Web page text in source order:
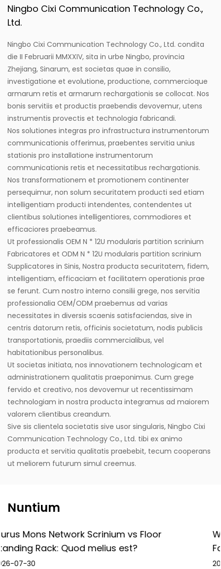
Ningbo Cixi Communication Technology Co.,
Ltd.
Ningbo Cixi Communication Technology Co., Ltd. condita
die II Februarii MMXXIV, sita in urbe Ningbo, provincia
Zhejiang, Sinarum, est societas quae in consilio,
investigatione et evolutione, productione, commercioque
armarum retis et armarum rechargationis se collocat. Nos
bonis servitiis et productis praebendis devovemur, utens
instrumentis provectis et technologia fabricandi.
Nos solutiones integras pro infrastructura instrumentorum
communicationis offerimus, praebentes servitia unius
stationis pro installatione instrumentorum
communicationis retis et necessitatibus rechargationis.
Nos transformationem et promotionem continenter
persequimur, non solum securitatem producti sed etiam
intelligentiam producti intendentes, contendentes ut
clientibus solutiones intelligentiores, commodiores et
efficaciores praebeamus.
Ut professionalis OEM N * 12U modularis partition scrinium
Fabricatores et ODM N * 12U modularis partition scrinium
Supplicatores in Sinis, Nostra producta securitatem, fidem,
intelligentiam, efficaciam et facilitatem operationis prae
se ferunt. Cum nostro interno consilii grege, nos servitia
professionalia OEM/ODM praebemus ad varias
necessitates in diversis scaenis satisfaciendas, sive in
centris datorum retis, officinis societatum, nodis publicis
transportationis, praediis commercialibus, vel
habitationibus personalibus.
Ut societas initiata, nos innovationem technologicam et
administrationem qualitatis praeponimus. Cum grege
fervido et creativo, nos devovemur ut recentissimam
technologiam in nostra producta integramus ad maiorem
valorem clientibus creandum.
Sive sis clientela societatis sive usor singularis, Ningbo Cixi
Communication Technology Co., Ltd. tibi ex animo
producta et servitia qualitatis praebebit, tecum cooperans
ut meliorem futurum simul creemus.
Nuntium
What Is a Charging Cabinet? Guide
Fabrica dato